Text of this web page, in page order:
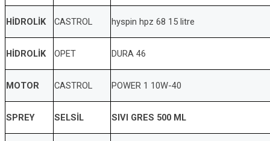
HİDROLİK CASTROL hyspin hpz 68 15 litre
HİDROLİK OPET DURA 46
MOTOR CASTROL POWER 1 10W-40
SPREY SELSİL SIVI GRES 500 ML